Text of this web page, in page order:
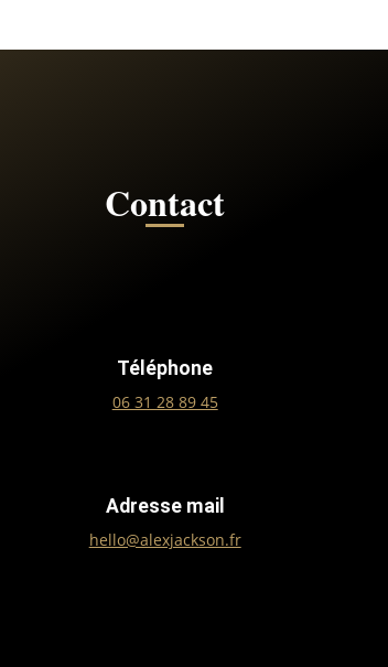
Contact
Téléphone
06 31 28 89 45
Adresse mail
hello@alexjackson.fr